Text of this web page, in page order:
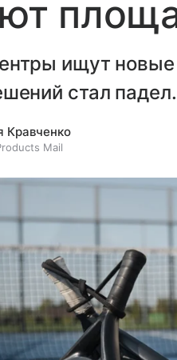
ищут
стал падел.
Кравченко
Mail